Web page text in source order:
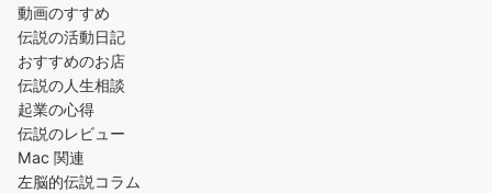
動画のすすめ
伝説の活動日記
おすすめのお店
伝説の人生相談
起業の心得
伝説のレビュー
Mac 関連
左脳的伝説コラム